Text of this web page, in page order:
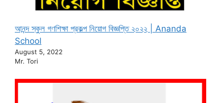
আনন্দ স্কুল গণশিক্ষা প্রকল্প নিয়োগ বিজ্ঞপ্তি ২০২২ | Ananda
School
August 5, 2022
Mr. Tori